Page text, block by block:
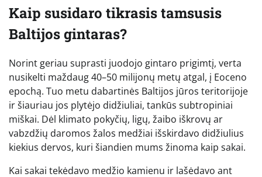
Kaip susidaro tikrasis tamsusis
Baltijos gintaras?
Norint geriau suprasti juodojo gintaro prigimtį, verta
nusikelti maždaug 40–50 milijonų metų atgal, į Eoceno
epochą. Tuo metu dabartinės Baltijos jūros teritorijoje
ir šiauriau jos plytėjo didžiuliai, tankūs subtropiniai
miškai. Dėl klimato pokyčių, ligų, žaibo iškrovų ar
vabzdžių daromos žalos medžiai išskirdavo didžiulius
kiekius dervos, kuri šiandien mums žinoma kaip sakai.
Kai sakai tekėdavo medžio kamienu ir lašėdavo ant